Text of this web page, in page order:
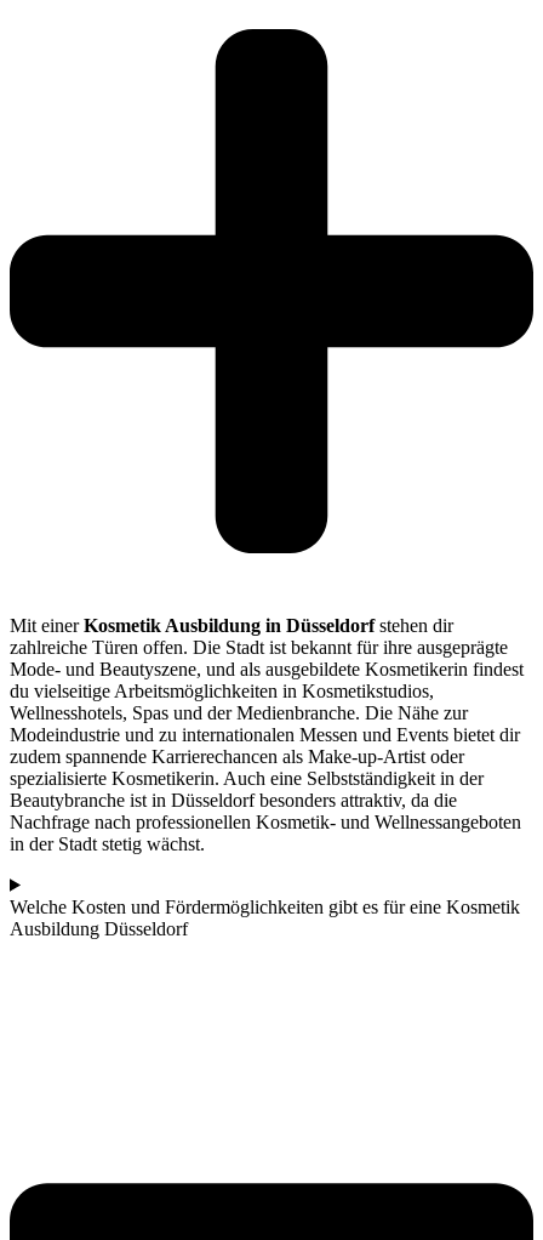
Mit einerKosmetik Ausbildung in Düsseldorfstehen dir
zahlreiche Türen offen. Die Stadt ist bekannt für ihre ausgeprägte
Mode- und Beautyszene, und als ausgebildete Kosmetikerin findest
du vielseitige Arbeitsmöglichkeiten in Kosmetikstudios,
Wellnesshotels, Spas und der Medienbranche. Die Nähe zur
Modeindustrie und zu internationalen Messen und Events bietet dir
zudem spannende Karrierechancen als Make-up-Artist oder
spezialisierte Kosmetikerin. Auch eine Selbstständigkeit in der
Beautybranche ist in Düsseldorf besonders attraktiv, da die
Nachfrage nach professionellen Kosmetik- und Wellnessangeboten
in der Stadt stetig wächst.
Welche Kosten und Fördermöglichkeiten gibt es für eine Kosmetik
Ausbildung Düsseldorf